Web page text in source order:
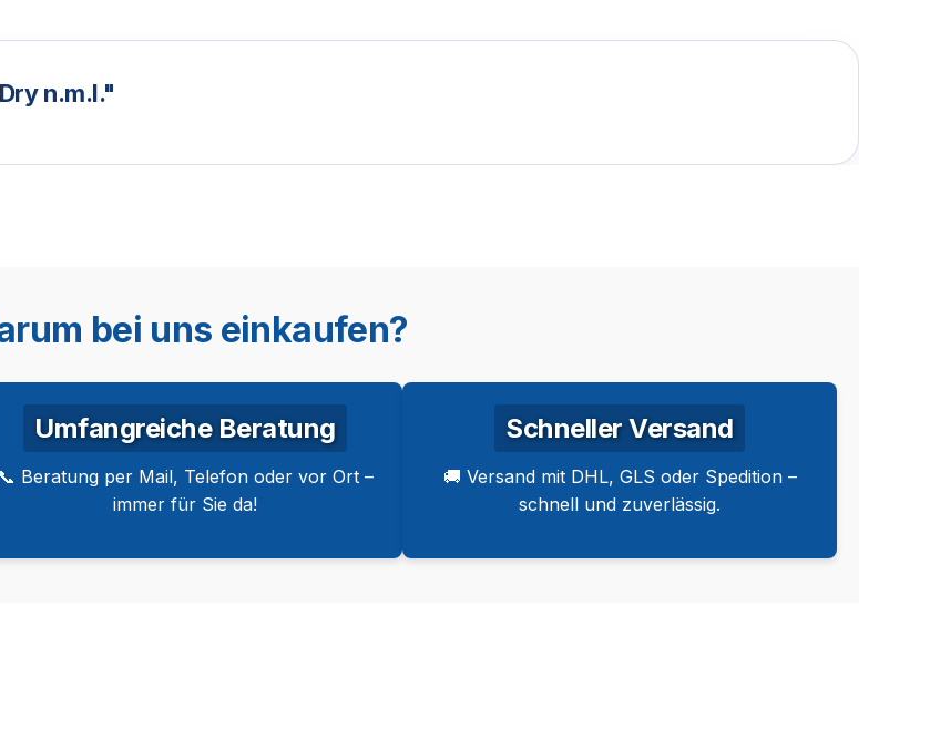
n.m.l."
bei uns einkaufen?
Umfangreiche Beratung
📞 Beratung per Mail, Telefon oder vor Ort –
immer für Sie da!
Schneller Versand
🚚 Versand mit DHL, GLS oder Spedition –
schnell und zuverlässig.